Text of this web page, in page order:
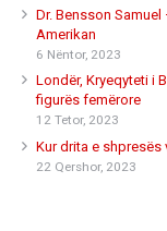
Dr. Bensson
Amerikan
6 Nëntor, 2023
Londër, Kryeqyteti i
figurës femërore
12 Tetor, 2023
Kur drita e
22 Qershor, 2023